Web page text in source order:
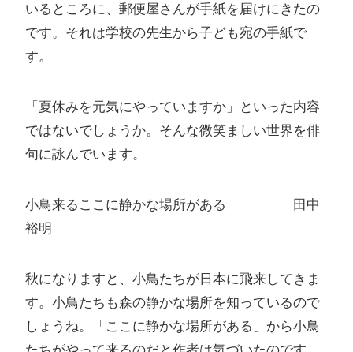
いるところに、郵便屋さんが手紙を届けにきたの
です。それは学校の先生から子ども宛の手紙で
す。
「夏休みを元気にやっていますか」といった内容
ではないでしょうか。そんな微笑ましい世界を俳
句に詠んでいます。
小鳥来るここに静かな場所がある 田中
裕明
秋になりますと、小鳥たちが日本に飛来してきま
す。小鳥たちも森の静かな場所を知っているので
しょうね。「ここに静かな場所がある」から小鳥